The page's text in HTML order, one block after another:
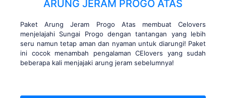
ARUNG JERAM PROGO ATAS
Paket Arung Jeram Progo Atas membuat Celovers
menjelajahi Sungai Progo dengan tantangan yang lebih
seru namun tetap aman dan nyaman untuk diarungi! Paket
ini cocok menambah pengalaman CElovers yang sudah
beberapa kali menjajaki arung jeram sebelumnya!